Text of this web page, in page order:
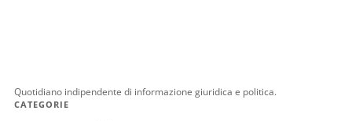
Quotidiano indipendente di informazione giuridica e politica.
CATEGORIE